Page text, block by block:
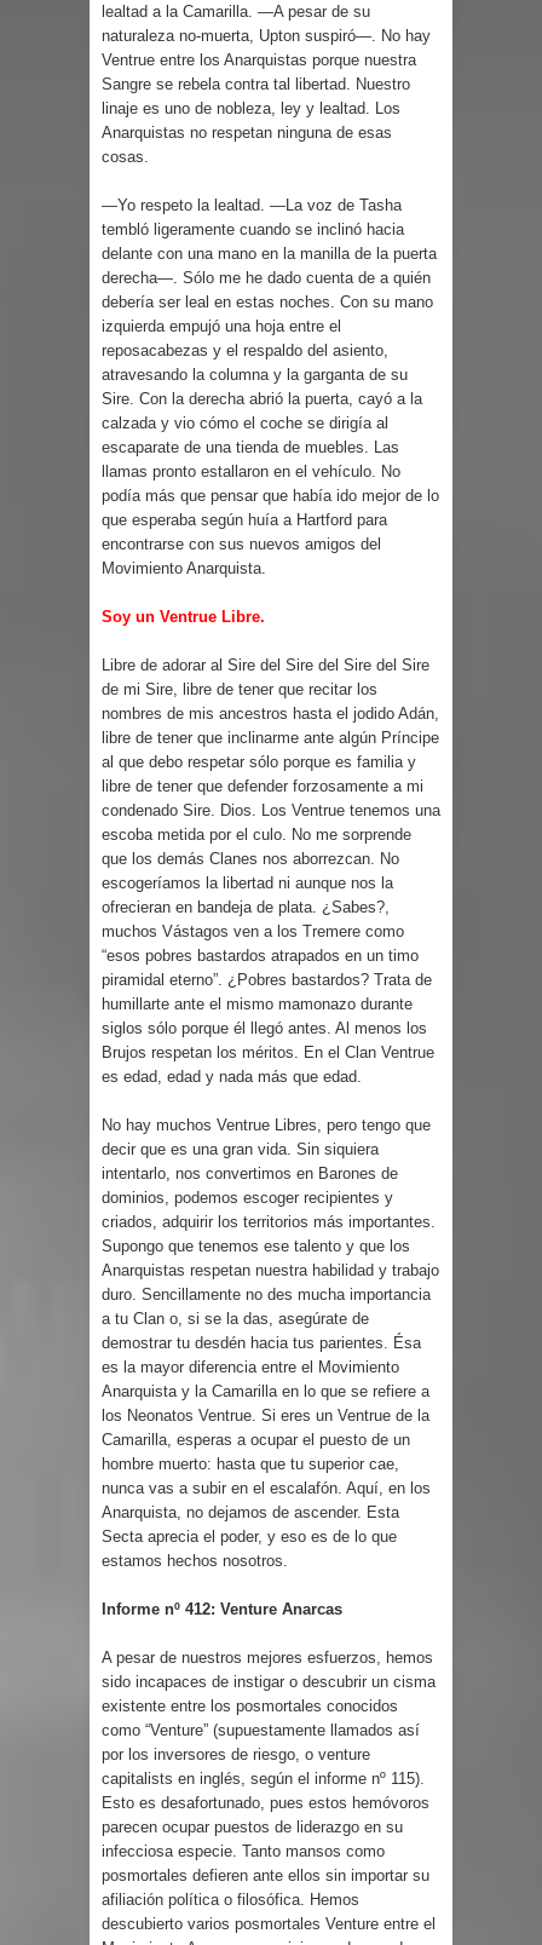
lealtad a la Camarilla. —A pesar de su
naturaleza no-muerta, Upton suspiró—. No hay
Ventrue entre los Anarquistas porque nuestra
Sangre se rebela contra tal libertad. Nuestro
linaje es uno de nobleza, ley y lealtad. Los
Anarquistas no respetan ninguna de esas
cosas.
—Yo respeto la lealtad. —La voz de Tasha
tembló ligeramente cuando se inclinó hacia
delante con una mano en la manilla de la puerta
derecha—. Sólo me he dado cuenta de a quién
debería ser leal en estas noches. Con su mano
izquierda empujó una hoja entre el
reposacabezas y el respaldo del asiento,
atravesando la columna y la garganta de su
Sire. Con la derecha abrió la puerta, cayó a la
calzada y vio cómo el coche se dirigía al
escaparate de una tienda de muebles. Las
llamas pronto estallaron en el vehículo. No
podía más que pensar que había ido mejor de lo
que esperaba según huía a Hartford para
encontrarse con sus nuevos amigos del
Movimiento Anarquista.
Soy un Ventrue Libre.
Libre de adorar al Sire del Sire del Sire del Sire
de mi Sire, libre de tener que recitar los
nombres de mis ancestros hasta el jodido Adán,
libre de tener que inclinarme ante algún Príncipe
al que debo respetar sólo porque es familia y
libre de tener que defender forzosamente a mi
condenado Sire. Dios. Los Ventrue tenemos una
escoba metida por el culo. No me sorprende
que los demás Clanes nos aborrezcan. No
escogeríamos la libertad ni aunque nos la
ofrecieran en bandeja de plata. ¿Sabes?,
muchos Vástagos ven a los Tremere como
“esos pobres bastardos atrapados en un timo
piramidal eterno”. ¿Pobres bastardos? Trata de
humillarte ante el mismo mamonazo durante
siglos sólo porque él llegó antes. Al menos los
Brujos respetan los méritos. En el Clan Ventrue
es edad, edad y nada más que edad.
No hay muchos Ventrue Libres, pero tengo que
decir que es una gran vida. Sin siquiera
intentarlo, nos convertimos en Barones de
dominios, podemos escoger recipientes y
criados, adquirir los territorios más importantes.
Supongo que tenemos ese talento y que los
Anarquistas respetan nuestra habilidad y trabajo
duro. Sencillamente no des mucha importancia
a tu Clan o, si se la das, asegúrate de
demostrar tu desdén hacia tus parientes. Ésa
es la mayor diferencia entre el Movimiento
Anarquista y la Camarilla en lo que se refiere a
los Neonatos Ventrue. Si eres un Ventrue de la
Camarilla, esperas a ocupar el puesto de un
hombre muerto: hasta que tu superior cae,
nunca vas a subir en el escalafón. Aquí, en los
Anarquista, no dejamos de ascender. Esta
Secta aprecia el poder, y eso es de lo que
estamos hechos nosotros.
Informe nº 412: Venture Anarcas
A pesar de nuestros mejores esfuerzos, hemos
sido incapaces de instigar o descubrir un cisma
existente entre los posmortales conocidos
como “Venture” (supuestamente llamados así
por los inversores de riesgo, o venture
capitalists en inglés, según el informe nº 115).
Esto es desafortunado, pues estos hemóvoros
parecen ocupar puestos de liderazgo en su
infecciosa especie. Tanto mansos como
posmortales defieren ante ellos sin importar su
afiliación política o filosófica. Hemos
descubierto varios posmortales Venture entre el